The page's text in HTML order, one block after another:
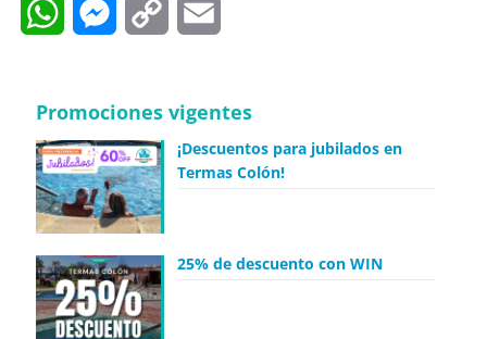
WhatsAppMessenger
Copy
Promociones vigentes
¡Descuentos para jubilados en
Termas Colón!
25% de descuento con WIN